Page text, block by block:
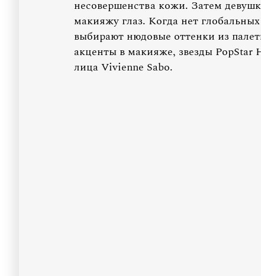
несовершенства кожи. Затем
макияжу глаз. Когда нет
выбирают нюдовые оттенки из
акценты в макияже, звезды PopStar
лица Vivienne Sabo.